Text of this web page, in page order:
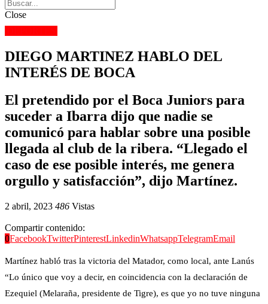
Close
DIEGO MARTINEZ HABLO DEL
INTERÉS DE BOCA
El pretendido por el Boca Juniors para
suceder a Ibarra dijo que nadie se
comunicó para hablar sobre una posible
llegada al club de la ribera. “Llegado el
caso de ese posible interés, me genera
orgullo y satisfacción”, dijo Martínez.
2 abril, 2023 486 Vistas
Compartir contenido:
0FacebookTwitterPinterestLinkedinWhatsappTelegramEmail
Martínez habló tras la victoria del Matador, como local, ante Lanús
“Lo único que voy a decir, en coincidencia con la declaración de
Ezequiel (Melaraña, presidente de Tigre), es que yo no tuve ninguna